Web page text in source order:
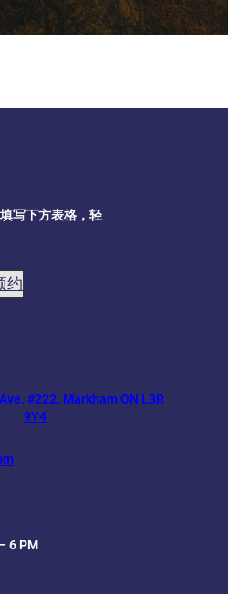
写下方表格，轻
约
#222. Markham ON L3R
9Y4
6 PM